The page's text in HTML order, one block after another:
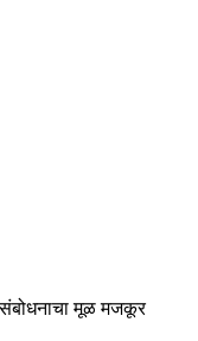
संबोधनाचा मूळ मजकूर